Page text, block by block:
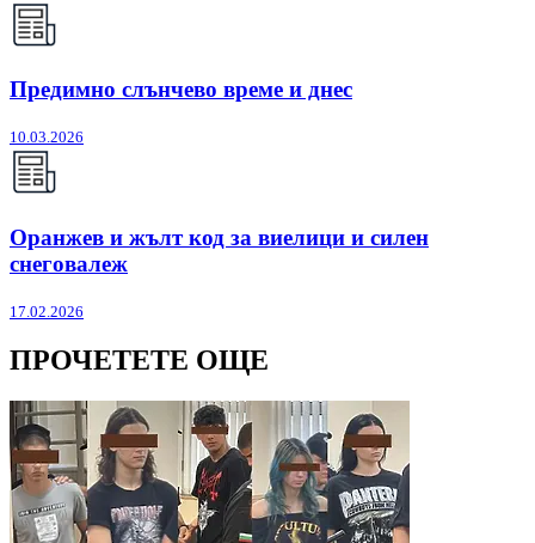
Предимно слънчево време и днес
10.03.2026
Оранжев и жълт код за виелици и силен
снеговалеж
17.02.2026
ПРОЧЕТЕТЕ ОЩЕ